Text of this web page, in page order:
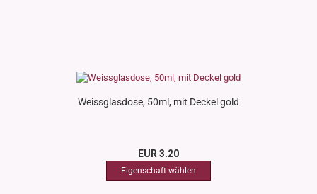
Weissglasdose, 50ml, mit Deckel gold
EUR 3.20